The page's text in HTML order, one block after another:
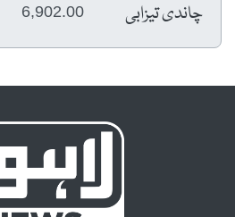
چاندی تیزابی 6,902.00